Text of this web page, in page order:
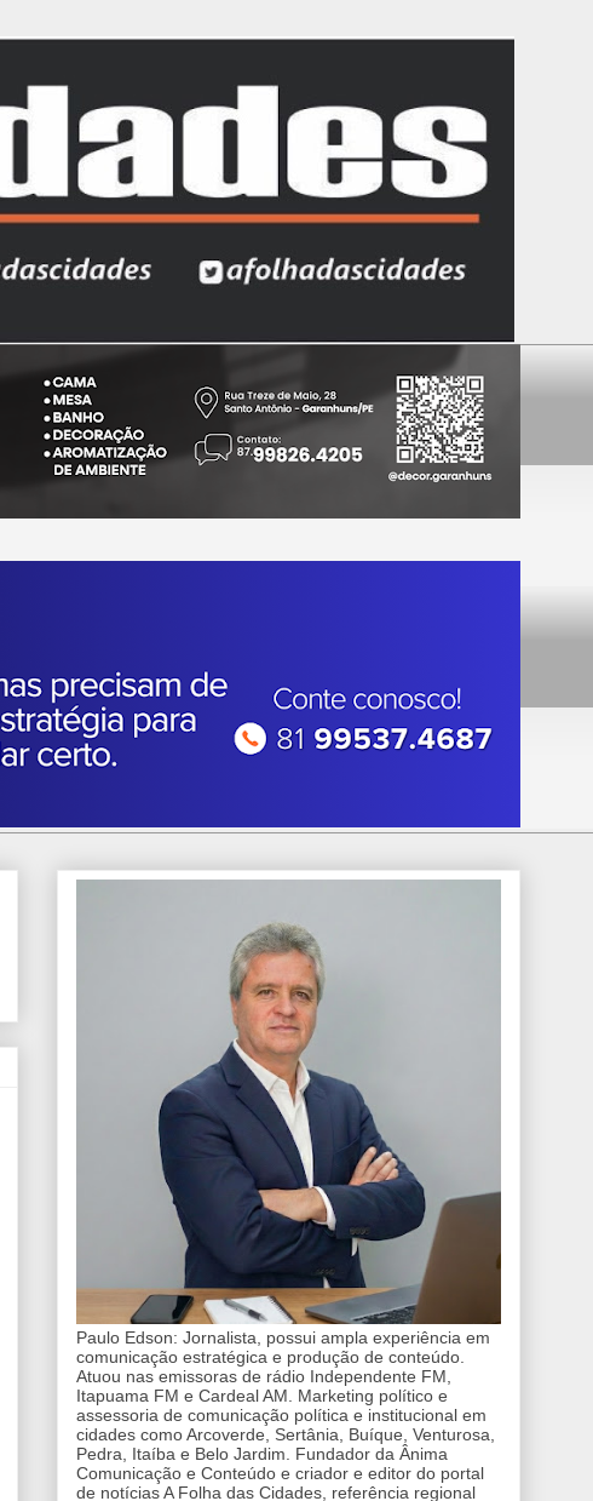
Paulo Edson: Jornalista, possui ampla experiência em
comunicação estratégica e produção de conteúdo.
Atuou nas emissoras de rádio Independente FM,
Itapuama FM e Cardeal AM. Marketing político e
assessoria de comunicação política e institucional em
cidades como Arcoverde, Sertânia, Buíque, Venturosa,
Pedra, Itaíba e Belo Jardim. Fundador da Ânima
Comunicação e Conteúdo e criador e editor do portal
de notícias A Folha das Cidades, referência regional